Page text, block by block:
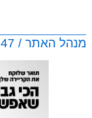
מנהל האתר / 01:47 26.05.24